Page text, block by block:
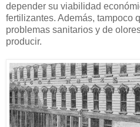
depender su viabilidad
fertilizantes. Además, tampoco
problemas sanitarios y de
producir.